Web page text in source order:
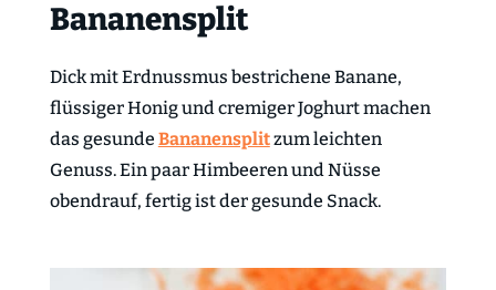
Bananensplit
Dick mit Erdnussmus bestrichene Banane,
flüssiger Honig und cremiger Joghurt machen
das gesunde Bananensplitzum leichten
Genuss. Ein paar Himbeeren und Nüsse
obendrauf, fertig ist der gesunde Snack.